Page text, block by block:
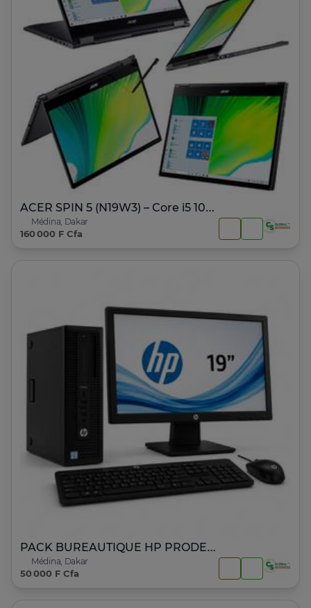
ACER SPIN 5 (N19W3) – Core i5 10ème Génération
Médina, Dakar
160 000 F Cfa
PACK BUREAUTIQUE HP PRODESK 600 G1 – Core i3
Médina, Dakar
50 000 F Cfa